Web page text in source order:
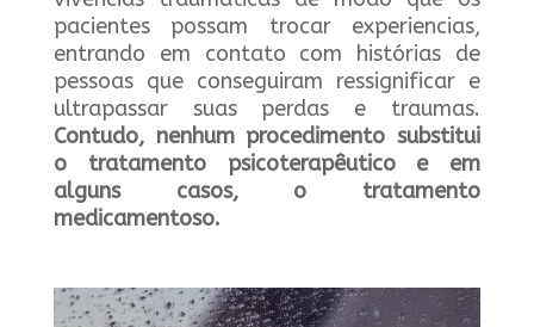
pacientes possam trocar experiencias,
entrando em contato com histórias de
pessoas que conseguiram ressignificar e
ultrapassar suas perdas e traumas.
Contudo, nenhum procedimento substitui
o tratamento psicoterapêutico e em
alguns casos, o tratamento
medicamentoso.